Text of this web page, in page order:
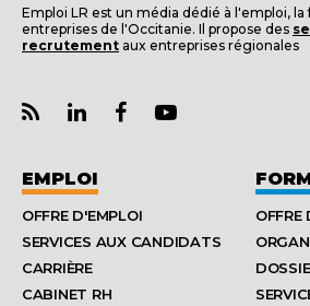
Emploi LR est un média dédié à l'emploi,
entreprises de l'Occitanie. Il propose des
recrutement aux entreprises régionales
EMPLOI
OFFRE D'EMPLOI
SERVICES AUX CANDIDATS
CARRIÈRE
CABINET RH
OFFRE